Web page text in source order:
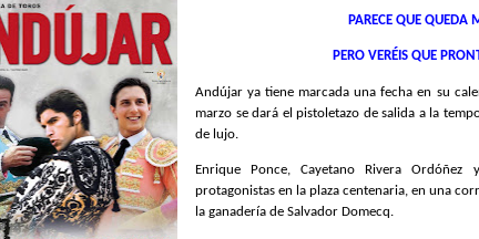
PARECE QUE QUEDA
PERO VERÉIS QUE
Andújar ya tiene marcada una fecha en su
marzo se dará el pistoletazo de salida a la
de lujo.
Enrique Ponce, Cayetano Rivera
protagonistas en la plaza centenaria, en una
la ganadería de Salvador Domecq.